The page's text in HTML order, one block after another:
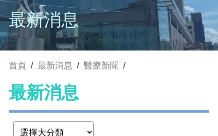
最新消息
首頁 / 最新消息 / 醫療新聞 /
最新消息